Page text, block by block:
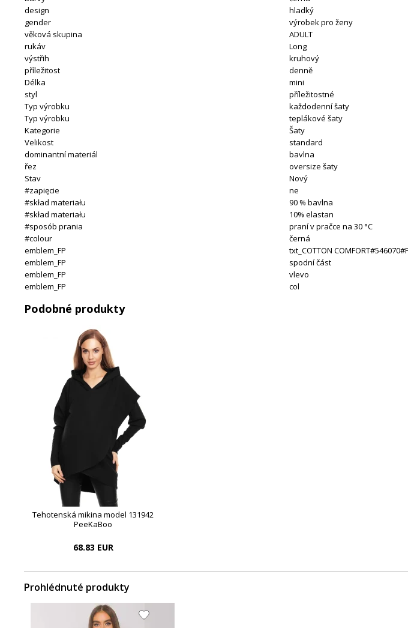
design
hladký
gender
výrobek pro ženy
věková skupina
ADULT
rukáv
Long
výstřih
kruhový
příležitost
denně
Délka
mini
styl
příležitostné
Typ výrobku
každodenní šaty
Typ výrobku
teplákové šaty
Kategorie
Šaty
Velikost
standard
dominantní materiál
bavlna
řez
oversize šaty
Stav
Nový
#zapięcie
ne
#skład materiału
90 % bavlna
#skład materiału
10% elastan
#sposób prania
praní v pračce na 30 °C
#colour
černá
emblem_FP
txt_COTTON
emblem_FP
spodní část
emblem_FP
vlevo
emblem_FP
col
Podobné produkty
Tehotenská mikina model 131942
PeeKaBoo
68.83 EUR
Prohlédnuté produkty